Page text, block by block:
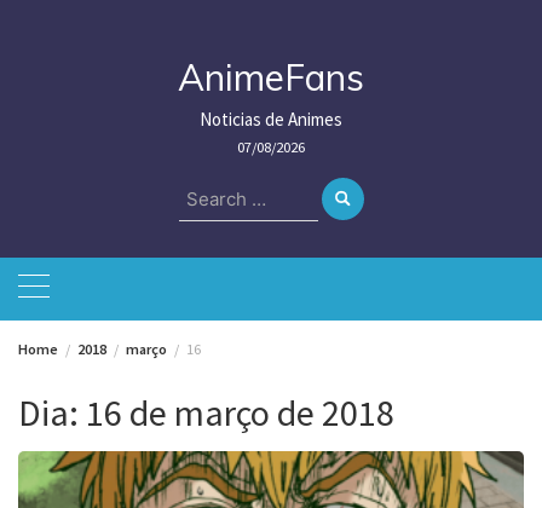
AnimeFans
Noticias de Animes
07/08/2026
Search
for:
Home 2018 março 16
Dia: 16 de março de 2018